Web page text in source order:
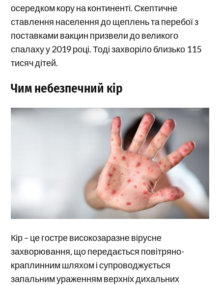
осередком кору на континенті. Скептичне
ставлення населення до щеплень та перебої з
поставками вакцин призвели до великого
спалаху у 2019 році. Тоді захворіло близько 115
тисяч дітей.
Чим небезпечний кір
Кір – це гостре високозаразне вірусне
захворювання, що передається повітряно-
краплинним шляхом і супроводжується
запальним ураженням верхніх дихальних